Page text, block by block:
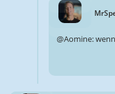
@Aomine: